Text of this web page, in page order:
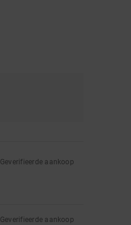
Geverifieerde aankoop
Geverifieerde aankoop